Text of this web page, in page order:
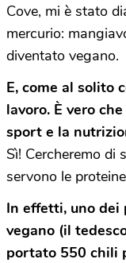
Cove, mi è stato
mercurio:
diventato vegano.
E, come al solito
lavoro. È vero
sport e la
Sì! Cercheremo di
servono le
In effetti, uno dei
vegano (il
portato 550 chili